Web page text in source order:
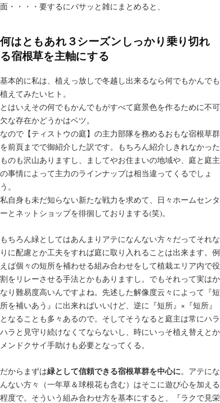
面・・・・要するにバサッと雑にまとめると、
何はともあれ３シーズンしっかり乗り切れ
る宿根草を主軸にする
基本的に私は、植えっ放しで冬越し出来るなら何でもかんでも
植えてみたいヒト。
とはいえその何でもかんでもがすべて庭景色を作るために不可
欠な存在かどうかはベツ。
なので【ティストウの庭】の主力部隊を務めるおもな宿根草群
を前頁までで御紹介した訳です。もちろん紹介しきれなかった
ものも沢山ありますし、ましてやお住まいの地域や、庭と庭主
の事情によって主力のラインナップは相当違ってくるでしょ
う。
私自身も未だ知らない新たな戦力を求めて、日々ホームセンタ
ーとネットショップを徘徊しておりまする(笑)。
もちろん緑としてはあんまりアテになんない方々だってそれな
りに配慮とか工夫をすれば庭に取り入れることは出来ます。例
えば個々の短所を補わせる組み合わせをして植栽エリア内で役
割をリレーさせる手法とかもありますし。でもそれって実はか
なり難易度高いんですよね。先述した解像度云々によって『短
所を補いあう』に出来ればいいけど、逆に『短所』×『短所』
となることも多々あるので。そしてそうなると庭主は常にハラ
ハラと見守り続けなくてならないし、時にいっそ植え替えとか
メンドクサイ手助けも必要となってくる。
だからまずは緑として信頼できる宿根草群を中心に。アテにな
んない方々（一年草＆球根花も含む）はそこに遊び心を加える
程度で。そういう組み合わせ方を基本にすると、『ラクで見栄